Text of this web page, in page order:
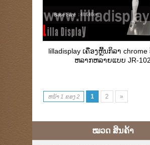
lilladisplay ເຄື່ອງຫຼີ້ນກິລາ
ຫລາກຫລາຍແບບ JR-102
ຫນ້າ 1 ຂອງ 2 1 2 »
ໝວດ ສິນຄ້າ